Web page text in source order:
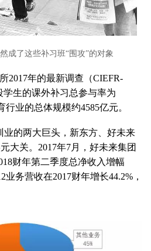
成了这些补习班“围攻”的对象
2017年的最新调查（CIEFR-
生的课外补习总参与率为
业的总体规模约4585亿元。
业的两大巨头，新东方、好未来
大关。2017年7月，好未来集团
财年第二季度总净收入增幅
务营收在2017财年增长44.2%，